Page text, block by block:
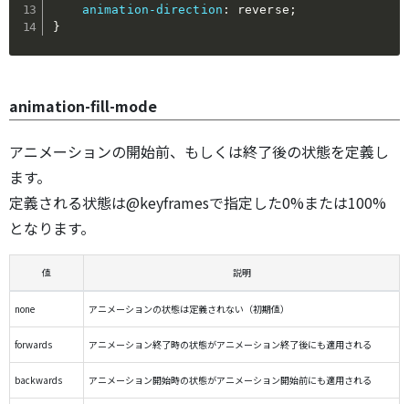
animation-direction : reverse ;
}
animation-fill-mode
アニメーションの開始前、もしくは終了後の状態を定義し
ます。
定義される状態は@keyframesで指定した0%または100%
となります。
値 説明
none アニメーションの状態は定義されない（初期値）
forwards アニメーション終了時の状態がアニメーション終了後にも適用される
backwards アニメーション開始時の状態がアニメーション開始前にも適用される